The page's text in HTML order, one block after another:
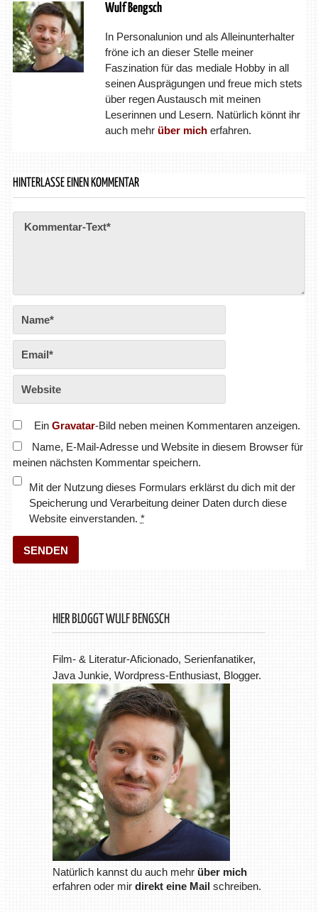
Wulf Bengsch
In Personalunion und als Alleinunterhalter
fröne ich an dieser Stelle meiner
Faszination für das mediale Hobby in all
seinen Ausprägungen und freue mich stets
über regen Austausch mit meinen
Leserinnen und Lesern. Natürlich könnt ihr
auch mehr über micherfahren.
HINTERLASSE EINEN KOMMENTAR
Ein Gravatar-Bild neben meinen Kommentaren anzeigen.
Name, E-Mail-Adresse und Website in diesem Browser für
meinen nächsten Kommentar speichern.
Mit der Nutzung dieses Formulars erklärst du dich mit der
Speicherung und Verarbeitung deiner Daten durch diese
Website einverstanden. *
HIER BLOGGT WULF BENGSCH
Film- & Literatur-Aficionado, Serienfanatiker,
Java Junkie, Wordpress-Enthusiast, Blogger.
Natürlich kannst du auch mehr über mich
erfahren oder mir direkt eine Mailschreiben.